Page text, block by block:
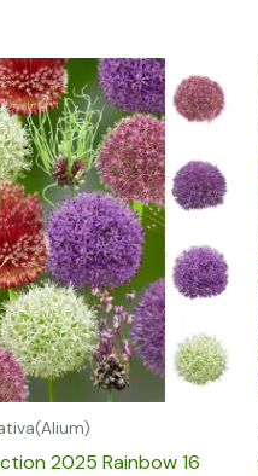
2025 Rainbow 16
lei.
Prețul
curent
este:
149,00 lei.